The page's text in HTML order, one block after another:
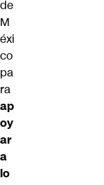
de
M
éxi
co
pa
ra
ap
oy
ar
a
lo